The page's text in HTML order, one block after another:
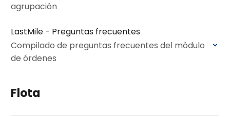
agrupación
LastMile - Preguntas frecuentes
Compilado de preguntas frecuentes del módulo
de órdenes
Flota